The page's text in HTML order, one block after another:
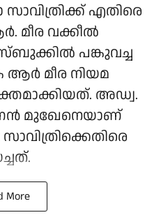
എതിരെ
മീര വക്കീല്‍
പങ്കുവച്ച
ആര്‍ മീര നിയമ
അഡ്വ.
മുഖേനെയാണ്
More